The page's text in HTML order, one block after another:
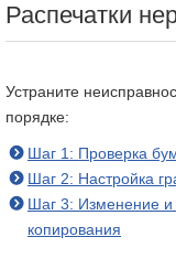
Распечатки
Устраните
порядке:
Шаг 1: Проверка
Шаг 2: Настройка
Шаг 3: Изменение и
копирования